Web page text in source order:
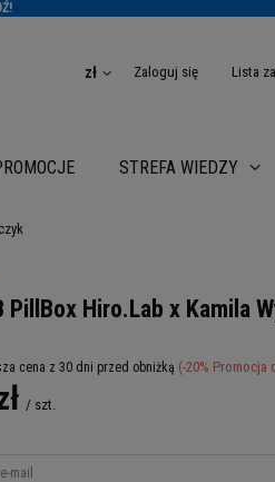
zł Zaloguj się Lista
STREFA WIEDZY
PillBox Hiro.Lab x Kamila
cena z 30 dni przed obniżką (-20% Promocja
/ szt.
mail